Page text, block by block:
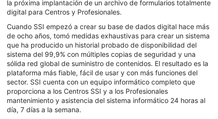
la próxima implantación de un archivo de formularios totalmente
digital para Centros y Profesionales.
Cuando SSI empezó a crear su base de dados digital hace más
de ocho años, tomó medidas exhaustivas para crear un sistema
que ha producido un historial probado de disponibilidad del
sistema del 99,9% con múltiples copias de seguridad y una
sólida red global de suministro de contenidos. El resultado es la
plataforma más fiable, fácil de usar y con más funciones del
sector. SSI cuenta con un equipo informático completo que
proporciona a los Centros SSI y a los Profesionales
mantenimiento y asistencia del sistema informático 24 horas al
día, 7 días a la semana.